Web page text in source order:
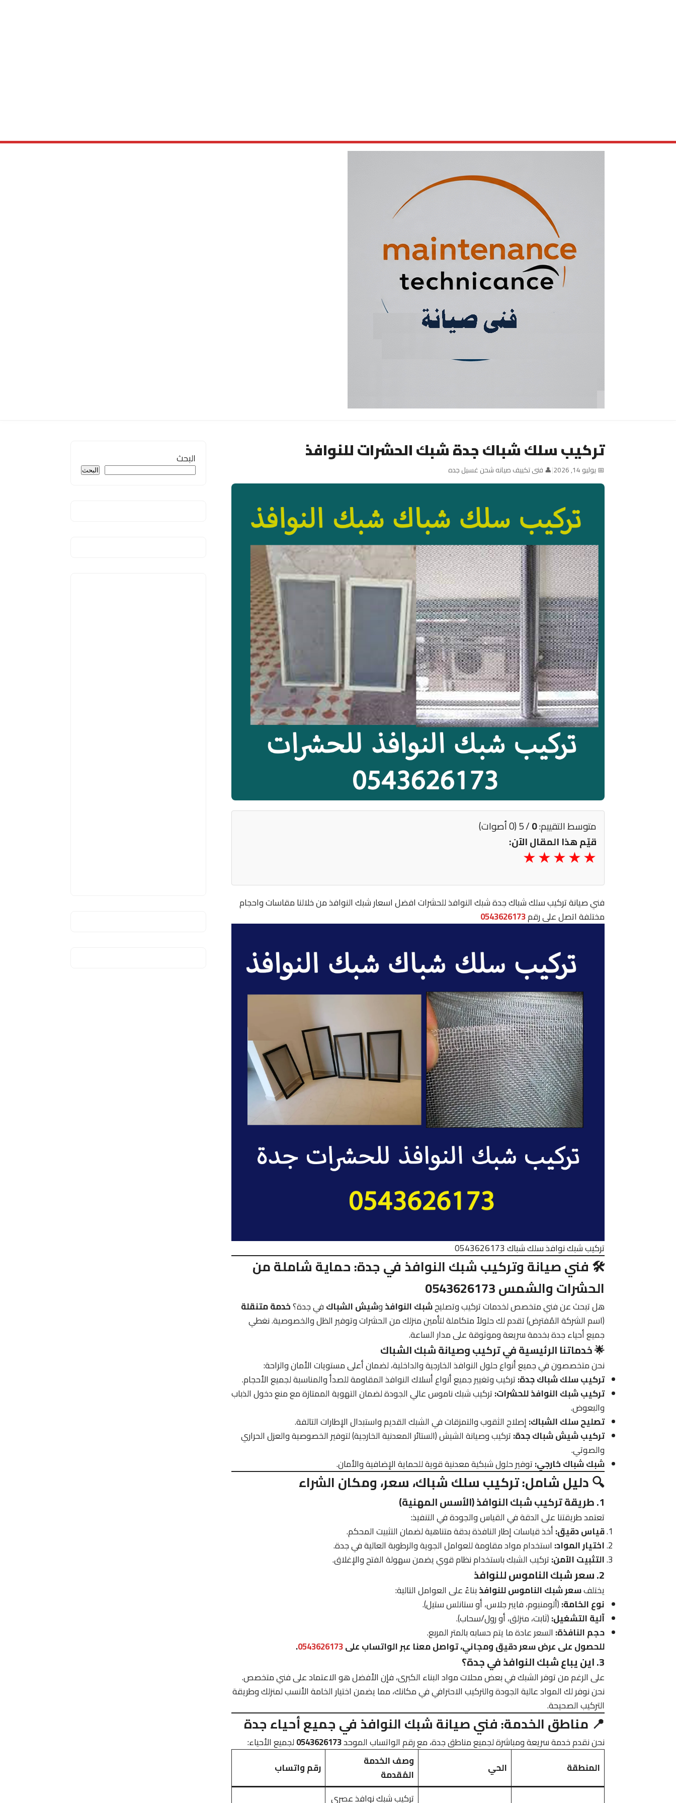
تركيب سلك شباك جدة شبك الحشرات للنوافذ
📅 يوليو 14, 2026 |👤 فنى تكييف صيانه شحن غسيل جده
متوسط التقييم:0/ 5 (0 أصوات)
قيّم هذا المقال الآن:
فني صيانة تركيب سلك شباك جدة شبك النوافذ للحشرات افضل اسعار شبك النوافذ من خلالنا مقاسات واحجام
مختلفة اتصل على رقم0543626173
تركيب شبك نوافذ سلك شباك 0543626173
🛠️ فني صيانة وتركيب شبك النوافذ في جدة: حماية شاملة من
الحشرات والشمس 0543626173
هل تبحث عن فني متخصص لخدمات تركيب وتصليحشبك النوافذوشيش الشباكفي جدة؟خدمة متنقلة
(اسم الشركة المُفترض) تقدم لك حلولاً متكاملة لتأمين منزلك من الحشرات وتوفير الظل والخصوصية. نغطي
جميع أحياء جدة بخدمة سريعة وموثوقة على مدار الساعة.
🌟 خدماتنا الرئيسية في تركيب وصيانة شبك الشباك
نحن متخصصون في جميع أنواع حلول النوافذ الخارجية والداخلية، لضمان أعلى مستويات الأمان والراحة:
تركيب سلك شباك جدة:تركيب وتغيير جميع أنواع أسلاك النوافذ المقاومة للصدأ والمناسبة لجميع الأحجام.
تركيب شبك النوافذ للحشرات:تركيب شبك ناموس عالي الجودة لضمان التهوية الممتازة مع منع دخول الذباب
والبعوض.
تصليح سلك الشباك:إصلاح الثقوب والتمزقات في الشبك القديم واستبدال الإطارات التالفة.
تركيب شيش شباك جدة:تركيب وصيانة الشيش (الستائر المعدنية الخارجية) لتوفير الخصوصية والعزل الحراري
والصوتي.
شبك شباك خارجي:توفير حلول شبكية معدنية قوية للحماية الإضافية والأمان.
🔍 دليل شامل: تركيب سلك شباك، سعر، ومكان الشراء
1. طريقة تركيب شبك النوافذ (الأسس المهنية)
تعتمد طريقتنا على الدقة في القياس والجودة في التنفيذ:
قياس دقيق:أخذ قياسات إطار النافذة بدقة متناهية لضمان التثبيت المحكم.
اختيار المواد: استخدام مواد مقاومة للعوامل الجوية والرطوبة العالية في جدة.
التثبيت الآمن:تركيب الشبك باستخدام نظام قوي يضمن سهولة الفتح والإغلاق.
2. سعر شبك الناموس للنوافذ
يختلفسعر شبك الناموس للنوافذبناءً على العوامل التالية:
نوع الخامة:(ألومنيوم، فايبر جلاس، أو ستانلس ستيل).
آلية التشغيل:(ثابت، منزلق، أو رول/سحاب).
حجم النافذة: السعر عادة ما يتم حسابه بالمتر المربع.
للحصول على عرض سعر دقيق ومجاني، تواصل معنا عبر الواتساب على0543626173
.
3. اين يباع شبك النوافذ في جدة؟
على الرغم من توفر الشبك في بعض محلات مواد البناء الكبرى، فإن الأفضل هو الاعتماد على فني متخصص.
نحن نوفر لك المواد عالية الجودة والتركيب الاحترافي في مكانك، مما يضمن اختيار الخامة الأنسب لمنزلك وطريقة
التركيب الصحيحة.
📍 مناطق الخدمة: فني صيانة شبك النوافذ في جميع أحياء جدة
نحن نقدم خدمة سريعة ومباشرة لجميع مناطق جدة، مع رقم الواتساب الموحد0543626173لجميع الأحياء:
المنطقة
الحي
وصف الخدمة
المُقدمة
رقم واتساب
تركيب شبك نوافذ عصري
البحث
البحث